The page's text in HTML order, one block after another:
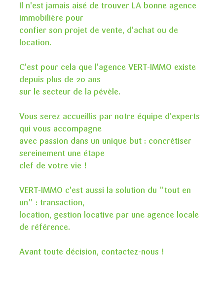
Il n'est jamais aisé de trouver LA bonne agence
immobilière pour
confier son projet de vente, d'achat ou de
location.
C'est pour cela que l'agence VERT-IMMO existe
depuis plus de 20 ans
sur le secteur de la pévèle.
Vous serez accueillis par notre équipe d'experts
qui vous accompagne
avec passion dans un unique but : concrétiser
sereinement une étape
clef de votre vie !
VERT-IMMO c'est aussi la solution du "tout en
un" : transaction,
location, gestion locative par une agence locale
de référence.
Avant toute décision, contactez-nous !